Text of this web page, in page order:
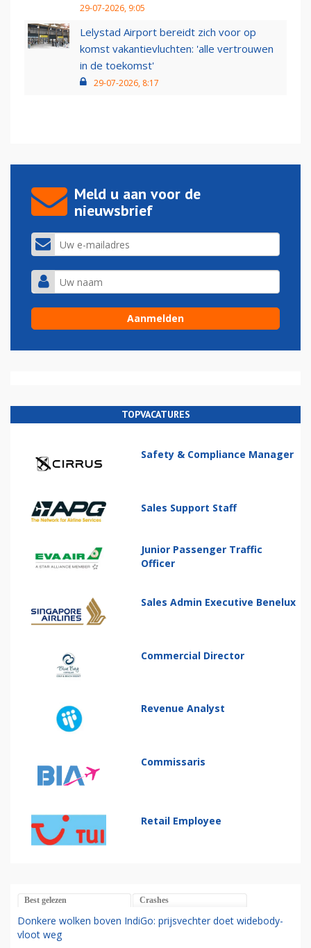
29-07-2026, 9:05
Lelystad Airport bereidt zich voor op
komst vakantievluchten: 'alle vertrouwen
in de toekomst'
29-07-2026, 8:17
Meld u aan voor de
nieuwsbrief
TOPVACATURES
Safety & Compliance Manager
Sales Support Staff
Junior Passenger Traffic
Officer
Sales Admin Executive Benelux
Commercial Director
Revenue Analyst
Commissaris
Retail Employee
Best gelezen Crashes
Donkere wolken boven IndiGo: prijsvechter doet widebody-
vloot weg